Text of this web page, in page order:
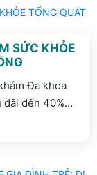
SỨC KHỎE
Đa khoa
đến 40%
từ
dài.